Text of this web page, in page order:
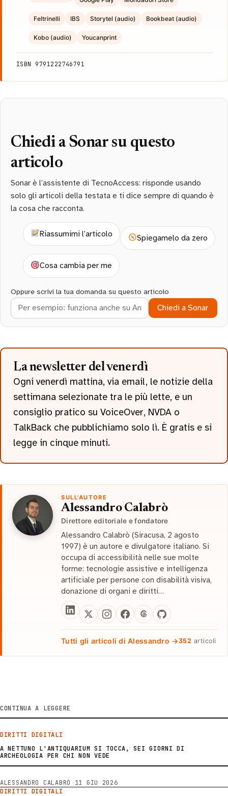
Feltrinelli IBS Storytel (audio) Bookbeat (audio)
Kobo (audio) Youcanprint
ISBN 9791222746791
Chiedi a Sonar su questo
articolo
Sonar è l’assistente di TecnoAccess: risponde usando
solo gli articoli della testata e ti dice sempre di quando è
la cosa che racconta.
Riassumimi l’articolo Spiegamelo da zero
Cosa cambia per me
Oppure scrivi la tua domanda su questo articolo
Chiedi a Sonar
La newsletter del venerdì
Ogni venerdì mattina, via email, le notizie della
settimana selezionate tra le più lette, e un
consiglio pratico su VoiceOver, NVDA o
TalkBack che pubblichiamo solo lì. È gratis e si
legge in cinque minuti.
SULL'AUTORE
Alessandro Calabrò
Direttore editoriale e fondatore
Alessandro Calabrò (Siracusa, 2 agosto
1997) è un autore e divulgatore italiano. Si
occupa di accessibilità nelle sue molte
forme: tecnologie assistive e intelligenza
artificiale per persone con disabilità visiva,
donazione di organi e diritti…
Tutti gli articoli di Alessandro →352 articoli
CONTINUA A LEGGERE
DIRITTI DIGITALI
A NETTUNO L'ANTIQUARIUM SI TOCCA, SEI GIORNI DI
ARCHEOLOGIA PER CHI NON VEDE
ALESSANDRO CALABRÒ · 11 GIU 2026
DIRITTI DIGITALI